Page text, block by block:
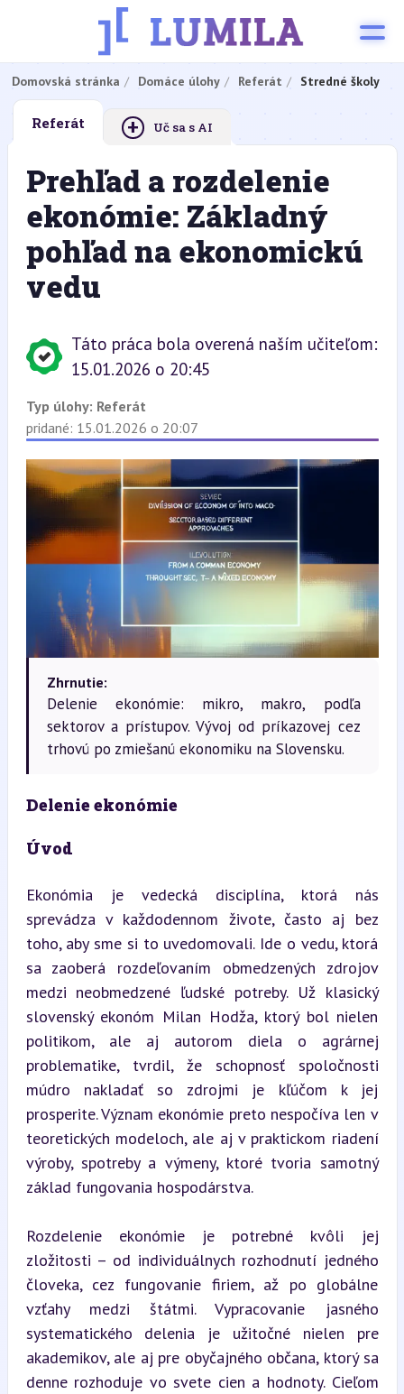
Domovská stránka Domáce úlohy Referát Stredné školy
Referát + Uč sa s AI
Prehľad a rozdelenie
ekonómie: Základný
pohľad na ekonomickú
vedu
Táto práca bola overená naším učiteľom:
15.01.2026 o 20:45
Typ úlohy: Referát
pridané: 15.01.2026 o 20:07
Zhrnutie:
Delenie ekonómie: mikro, makro, podľa
sektorov a prístupov. Vývoj od príkazovej cez
trhovú po zmiešanú ekonomiku na Slovensku.
Delenie ekonómie
Úvod
Ekonómia je vedecká disciplína, ktorá nás
sprevádza v každodennom živote, často aj bez
toho, aby sme si to uvedomovali. Ide o vedu, ktorá
sa zaoberá rozdeľovaním obmedzených zdrojov
medzi neobmedzené ľudské potreby. Už klasický
slovenský ekonóm Milan Hodža, ktorý bol nielen
politikom, ale aj autorom diela o agrárnej
problematike, tvrdil, že schopnosť spoločnosti
múdro nakladať so zdrojmi je kľúčom k jej
prosperite. Význam ekonómie preto nespočíva len v
teoretických modeloch, ale aj v praktickom riadení
výroby, spotreby a výmeny, ktoré tvoria samotný
základ fungovania hospodárstva.
Rozdelenie ekonómie je potrebné kvôli jej
zložitosti – od individuálnych rozhodnutí jedného
človeka, cez fungovanie firiem, až po globálne
vzťahy medzi štátmi. Vypracovanie jasného
systematického delenia je užitočné nielen pre
akademikov, ale aj pre obyčajného občana, ktorý sa
denne rozhoduje vo svete cien a hodnoty. Cieľom